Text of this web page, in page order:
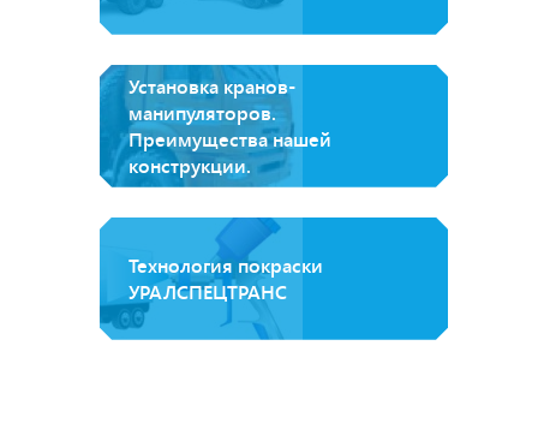
Установка кранов-
манипуляторов.
Преимущества нашей
конструкции.
Технология покраски
УРАЛСПЕЦТРАНС